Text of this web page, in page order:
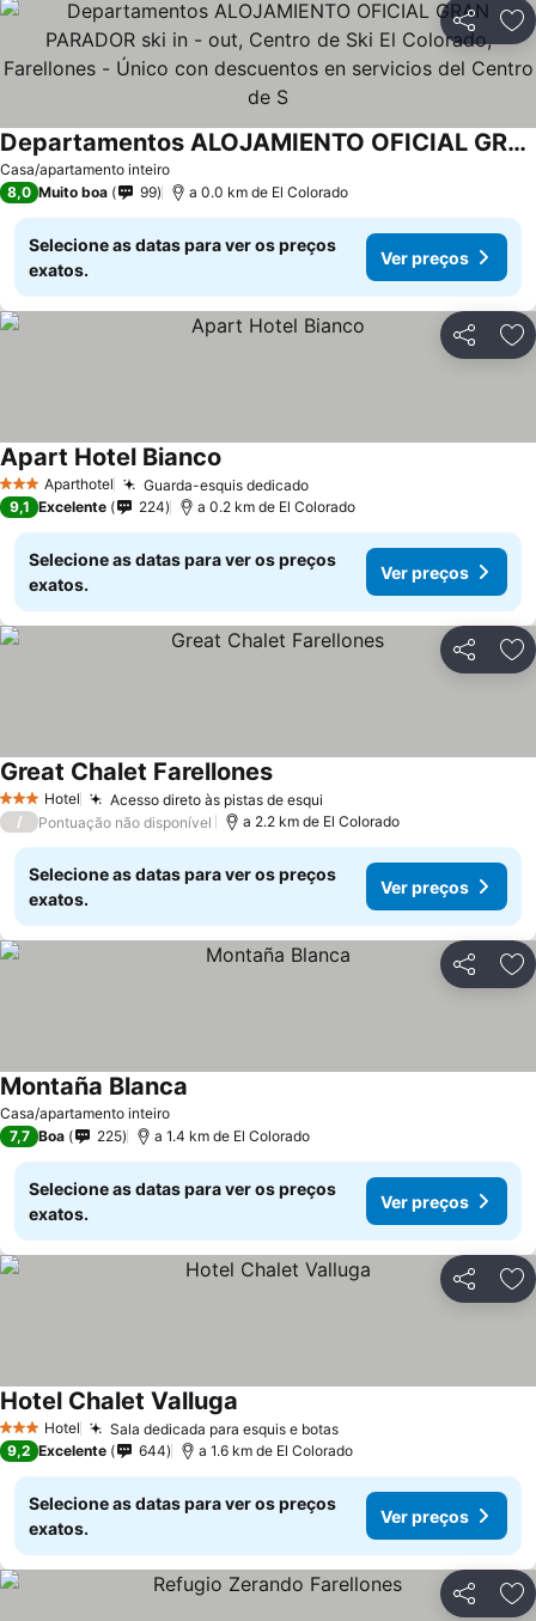
Partilhar
Casa/apartamento inteiro
Departamentos ALOJAMIENTO OFICIAL GRAN PARADOR ski in - out, Centro de Ski El Colorado, Farellones - Único con descuentos en servicios del Centro de S
Ver preços
8,0 Muito boa 99 a 0.0 km de El Colorado
Selecione as datas para ver os preços
exatos.
Ver preços
Partilhar
3 EstrelasAparthotel Guarda-esquis dedicadoVer preços
Apart Hotel Bianco
9,1 Excelente 224 a 0.2 km de El Colorado
Selecione as datas para ver os preços
exatos.
Ver preços
Partilhar
3 EstrelasHotel Acesso direto às pistas de esqui
Great Chalet FarellonesVer preços
/ Pontuação não disponível a 2.2 km de El Colorado
Selecione as datas para ver os preços
exatos.
Ver preços
Partilhar
Casa/apartamento inteiro
Montaña Blanca
7,7 Boa 225 a 1.4 km de El Colorado
Selecione as datas para ver os preços
exatos.
Ver preços
Partilhar
3 EstrelasHotel Sala dedicada para esquis e botasVer preços
Hotel Chalet Valluga
9,2 Excelente 644 a 1.6 km de El Colorado
Selecione as datas para ver os preços
exatos.
Ver preços
Partilhar